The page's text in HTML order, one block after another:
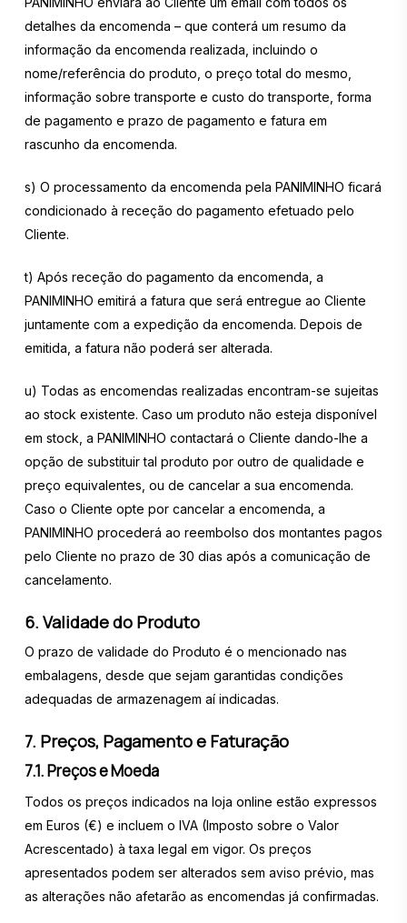
detalhes da encomenda – que conterá um resumo da
informação da encomenda realizada, incluindo o
nome/referência do produto, o preço total do mesmo,
informação sobre transporte e custo do transporte, forma
de pagamento e prazo de pagamento e fatura em
rascunho da encomenda.
s) O processamento da encomenda pela PANIMINHO ficará
condicionado à receção do pagamento efetuado pelo
Cliente.
t) Após receção do pagamento da encomenda, a
PANIMINHO emitirá a fatura que será entregue ao Cliente
juntamente com a expedição da encomenda. Depois de
emitida, a fatura não poderá ser alterada.
u) Todas as encomendas realizadas encontram-se sujeitas
ao stock existente. Caso um produto não esteja disponível
em stock, a PANIMINHO contactará o Cliente dando-lhe a
opção de substituir tal produto por outro de qualidade e
preço equivalentes, ou de cancelar a sua encomenda.
Caso o Cliente opte por cancelar a encomenda, a
PANIMINHO procederá ao reembolso dos montantes pagos
pelo Cliente no prazo de 30 dias após a comunicação de
cancelamento.
6. Validade do Produto
O prazo de validade do Produto é o mencionado nas
embalagens, desde que sejam garantidas condições
adequadas de armazenagem aí indicadas.
7. Preços, Pagamento e Faturação
7.1. Preços e Moeda
Todos os preços indicados na loja online estão expressos
em Euros (€) e incluem o IVA (Imposto sobre o Valor
Acrescentado) à taxa legal em vigor. Os preços
apresentados podem ser alterados sem aviso prévio, mas
as alterações não afetarão as encomendas já confirmadas.